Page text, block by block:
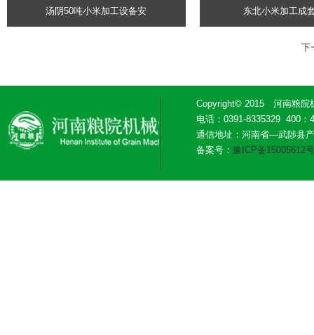
汤阴50吨小米加工设备安 东北小米加工成
下
Copyright© 2015 河南粮
电话：0391-8335329 400
通信地址：河南省—武陟县
备案号： 豫ICP备15005612